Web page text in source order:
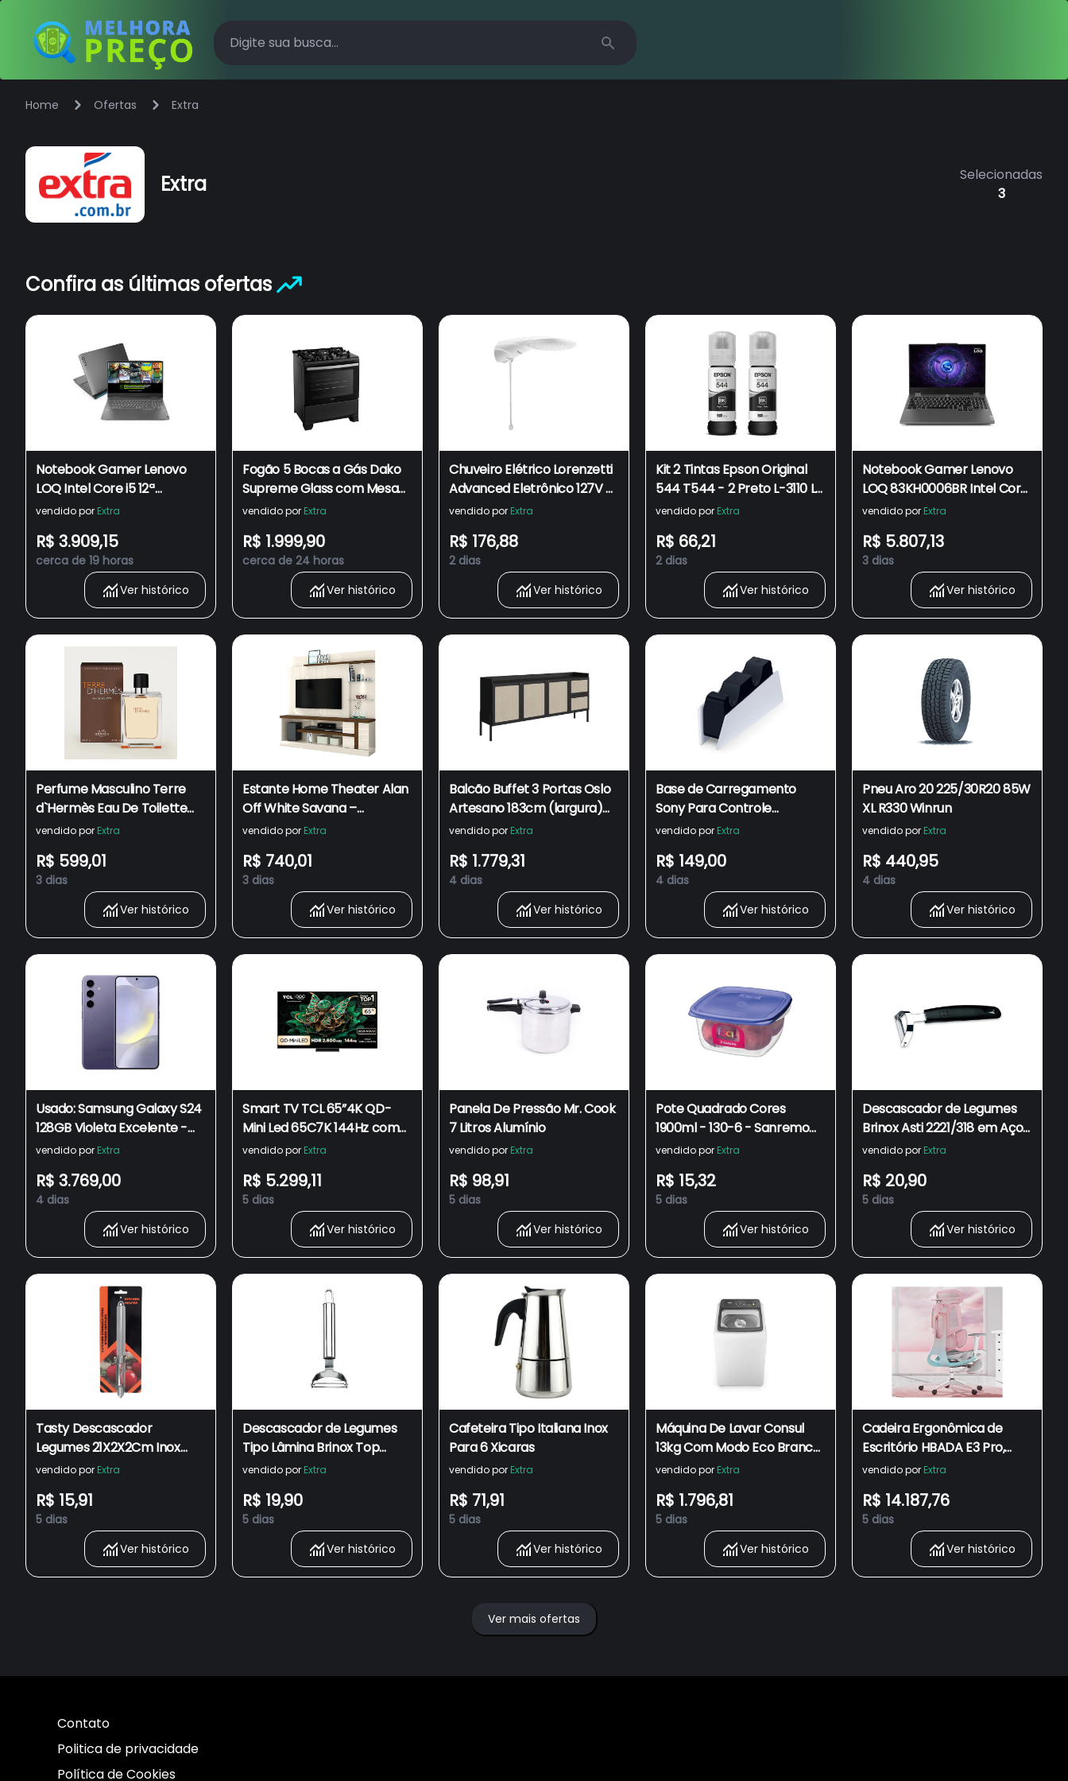
Home Ofertas Extra
Extra
Selecionadas
3
Confira as últimas ofertas
Notebook Gamer Lenovo
LOQ Intel Core i5 12ª
Geração, 8GB RAM, 512GB
Windows 11 e NVIDIA
GeForce RTX 2050 -
83EU0000BR
vendido por Extra
R$ 3.909,15
cerca de 19 horas
Ver histórico
Fogão 5 Bocas a Gás Dako
Supreme Glass com Mesa
de Vidro e Tripla Chama
vendido por Extra
R$ 1.999,90
cerca de 24 horas
Ver histórico
Chuveiro Elétrico Lorenzetti
Advanced Eletrônico 127V X
5400W Branco
vendido por Extra
R$ 176,88
2 dias
Ver histórico
Kit 2 Tintas Epson Original
544 T544 - 2 Preto L-3110 L-
3150 L-3250
vendido por Extra
R$ 66,21
2 dias
Ver histórico
Notebook Gamer Lenovo
LOQ 83KH0006BR Intel Core
i5-13450HX 15.6" RTX 3050
Windows 11 + Ubook
vendido por Extra
R$ 5.807,13
3 dias
Ver histórico
Perfume Masculino Terre
d`Hermès Eau De Toilette
100ml ( Nova Embalagem) -
vendido por Extra
R$ 599,01
3 dias
Ver histórico
Estante Home Theater Alan
Off White Savana –
Madetec
vendido por Extra
R$ 740,01
3 dias
Ver histórico
Balcão Buffet 3 Portas Oslo
Artesano 183cm (largura)
MDP Nero Palha Sintética
Preto
vendido por Extra
R$ 1.779,31
4 dias
Ver histórico
Base de Carregamento
Sony Para Controle
DualSense
vendido por Extra
R$ 149,00
4 dias
Ver histórico
Pneu Aro 20 225/30R20 85W
XL R330 Winrun
vendido por Extra
R$ 440,95
4 dias
Ver histórico
Usado: Samsung Galaxy S24
128GB Violeta Excelente -
Trocafone
vendido por Extra
R$ 3.769,00
4 dias
Ver histórico
Smart TV TCL 65”4K QD-
Mini Led 65C7K 144Hz com
Sistema Operacional
vendido por Extra
R$ 5.299,11
5 dias
Ver histórico
Panela De Pressão Mr. Cook
7 Litros Alumínio
vendido por Extra
R$ 98,91
5 dias
Ver histórico
Pote Quadrado Cores
1900ml - 130-6 - Sanremo
Pote Quadrado 1,9l 130-6
vendido por Extra
R$ 15,32
5 dias
Ver histórico
Descascador de Legumes
Brinox Asti 2221/318 em Aço
Inox
vendido por Extra
R$ 20,90
5 dias
Ver histórico
Tasty Descascador
Legumes 21X2X2Cm Inox
Prata
vendido por Extra
R$ 15,91
5 dias
Ver histórico
Descascador de Legumes
Tipo Lâmina Brinox Top
Pratic em Aço Inox - 15 cm
vendido por Extra
R$ 19,90
5 dias
Ver histórico
Cafeteira Tipo Italiana Inox
Para 6 Xicaras
vendido por Extra
R$ 71,91
5 dias
Ver histórico
Máquina De Lavar Consul
13kg Com Modo Eco Branca
CWN13AB 220V - 220V
vendido por Extra
R$ 1.796,81
5 dias
Ver histórico
Cadeira Ergonômica de
Escritório HBADA E3 Pro,
Apoio Lombar Elástico 3
4D, Braços 6D, Reclinação
140° - branco
vendido por Extra
R$ 14.187,76
5 dias
Ver histórico
Ver mais ofertas
Contato
Politica de privacidade
Política de Cookies